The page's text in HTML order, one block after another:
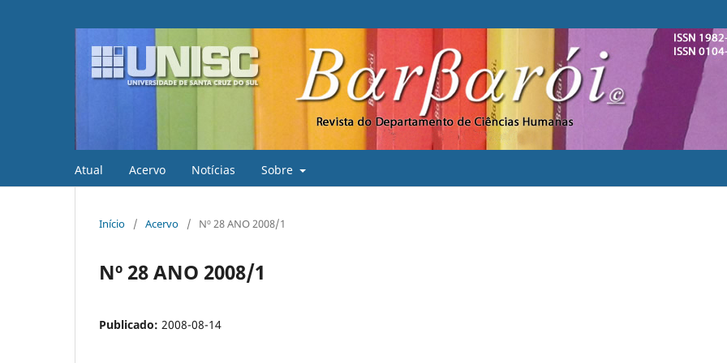
Atual Acervo Notícias Sobre
Início / Acervo / Nº 28 ANO 2008/1
Nº 28 ANO 2008/1
Publicado: 2008-08-14